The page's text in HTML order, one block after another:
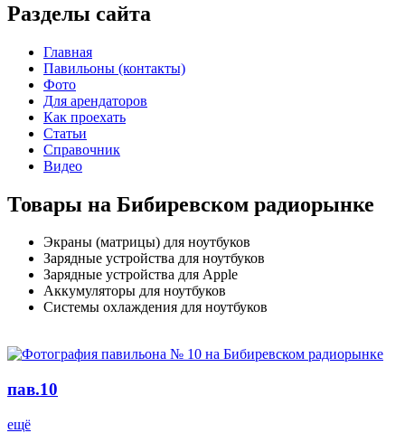
Разделы сайта
Главная
Павильоны (контакты)
Фото
Для арендаторов
Как проехать
Статьи
Справочник
Видео
Товары на Бибиревском радиорынке
Экраны (матрицы) для ноутбуков
Зарядные устройства для ноутбуков
Зарядные устройства для Apple
Аккумуляторы для ноутбуков
Системы охлаждения для ноутбуков
пав.10
ещё